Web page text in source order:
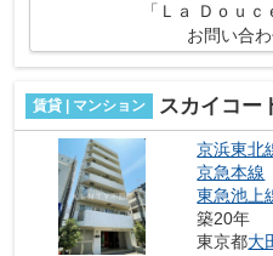
「Ｌａ Ｄｏｕ
お問い合
賃貸 | マンション スカイコー
京浜東北
京急本線
東急池上
築20年
東京都大